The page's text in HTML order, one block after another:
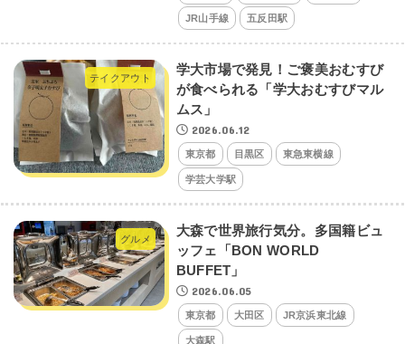
JR山手線 五反田駅
テイクアウト
学大市場で発見！ご褒美おむすび
が食べられる「学大おむすびマル
ムス」
2026.06.12
東京都 目黒区 東急東横線
学芸大学駅
グルメ
大森で世界旅行気分。多国籍ビュ
ッフェ「BON WORLD
BUFFET」
2026.06.05
東京都 大田区 JR京浜東北線
大森駅